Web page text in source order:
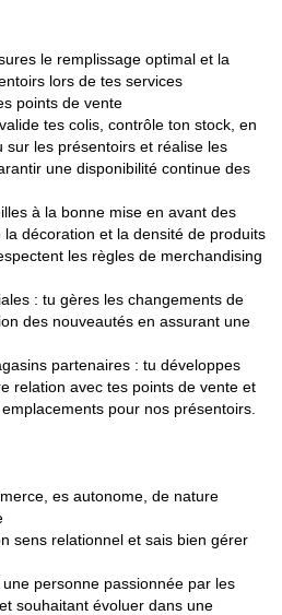
le remplissage optimal et la
lors de tes services
points de vente
tes colis, contrôle ton stock, en
sur les présentoirs et réalise les
une disponibilité continue des
à la bonne mise en avant des
décoration et la densité de produits
les règles de merchandising
: tu gères les changements de
des nouveautés en assurant une
partenaires : tu développes
relation avec tes points de vente et
pour nos présentoirs.
es autonome, de nature
sens relationnel et sais bien gérer
personne passionnée par les
souhaitant évoluer dans une